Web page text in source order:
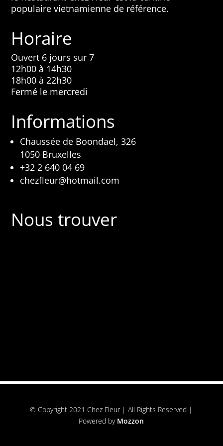
populaire vietnamienne de référence.
Horaire
Ouvert 6 jours sur 7
12h00 à 14h30
18h00 à 22h30
Fermé le mercredi
Informations
Chaussée de Boondael, 326
1050 Bruxelles
+32 2 640 04 69
chezfleur@hotmail.com
Nous trouver
© Copyright 2021 Chez Fleur | All Rights Reserved |
Powered by Mozzon